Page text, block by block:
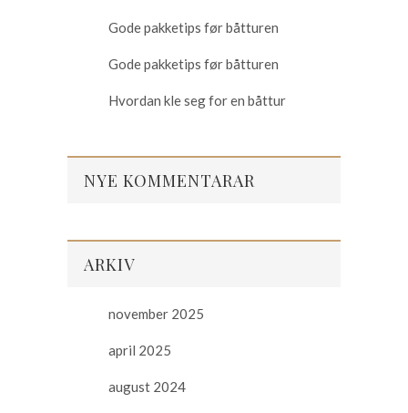
Gode pakketips før båtturen
Gode pakketips før båtturen
Hvordan kle seg for en båttur
NYE KOMMENTARAR
ARKIV
november 2025
april 2025
august 2024